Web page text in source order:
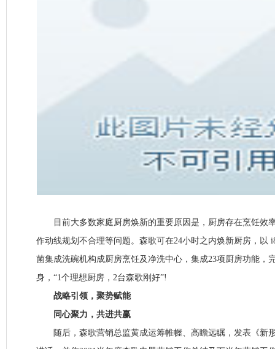
目前大多数家庭厨房焕新的重要原因是，厨房存在烹饪效
作动线规划不合理等问题。森歌可在24小时之内焕新厨房，以
菌集成洗碗机构成厨房烹饪及净洗中心，集成23项厨房功能，
身，“1个理想厨房，2台森歌刚好”!
战略引领，聚势赋能
同心聚力，共进共赢
随后，森歌营销总监黄成运筹帷幄、高瞻远瞩，发表《新